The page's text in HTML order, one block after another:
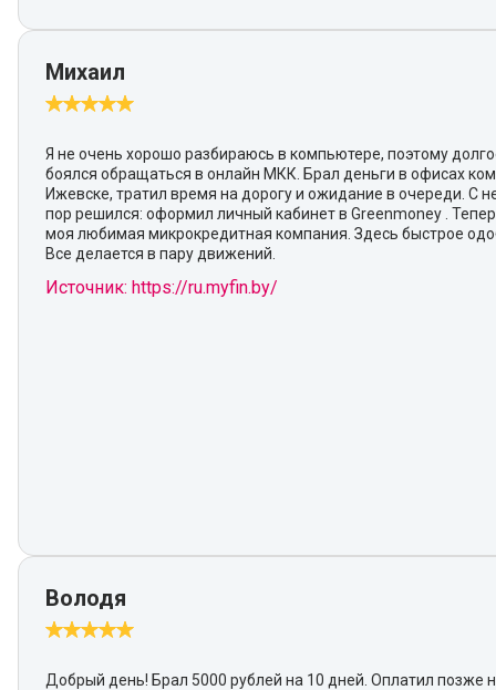
Михаил
Я не очень хорошо разбираюсь в компьютере, поэтому
боялся обращаться в онлайн МКК. Брал деньги в офисах
Ижевске, тратил время на дорогу и ожидание в очереди. С
пор решился: оформил личный кабинет в Greenmoney .
моя любимая микрокредитная компания. Здесь быстрое
Все делается в пару движений.
Источник: https://ru.myfin.by/
Володя
Добрый день! Брал 5000 рублей на 10 дней. Оплатил позже